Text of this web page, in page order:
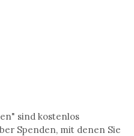
sind kostenlos
Spenden, mit denen Sie